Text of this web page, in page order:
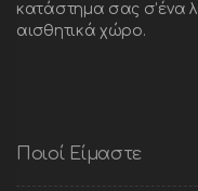
κατάστημα σας σ’ένα
αισθητικά χώρο.
Ποιοί Είμαστε